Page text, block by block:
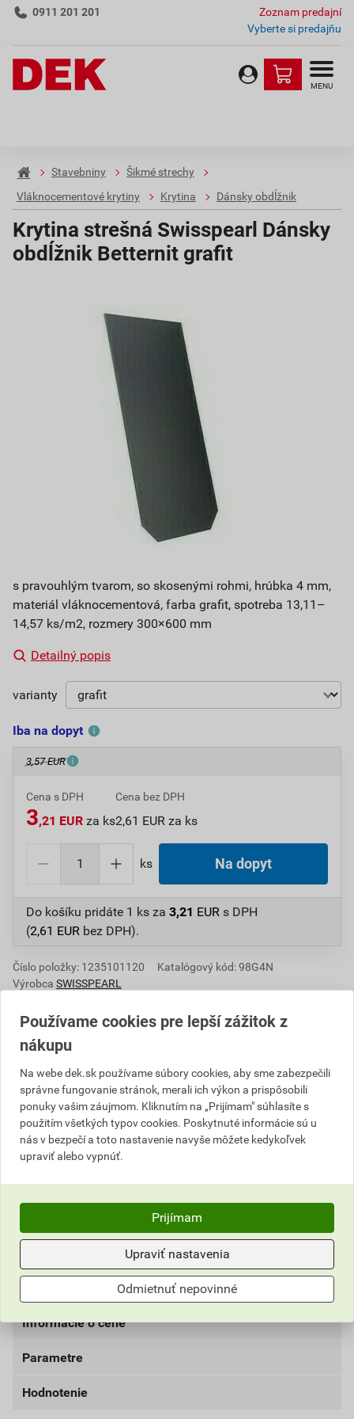
0911 201 201
Zoznam predajní
Vyberte si predajňu
MENU
Stavebniny
Šikmé strechy
Vláknocementové krytiny
Krytina Dánsky obdĺžnik
Krytina strešná Swisspearl Dánsky
obdĺžnik Betternit grafit
s pravouhlým tvarom, so skosenými rohmi, hrúbka 4 mm,
materiál vláknocementová, farba grafit, spotreba 13,11–
14,57 ks/m2, rozmery 300×600 mm
Detailný popis
varianty
Iba na dopyt
3,57 EUR
Cena s DPH
3,21 EUR za ks
Cena bez DPH
2,61 EUR za ks
ks Na dopyt
Do košíku pridáte 1 ks za 3,21 EUR s DPH
(2,61 EUR bez DPH).
Číslo položky: 1235101120
Katalógový kód: 98G4N
Výrobca SWISSPEARL
Popis
Dánsky obdĺžnik je výrobok na báze cementu,
buničiny a umelých vlákien. Výrobky majú špeciálnu
povrchovú úpravu na zvýšenie jej životnosti a
odolnosti. V priebehu výroby prechádza krytina
pigmentová cementová pasta a transparentné vrstvy.
Krytina tak získava prirodzený a moderný vzhľad.
Dánsky obdĺžnik vytvára na streche pravidelnú
geometrickú kresbu, inštaluje sa v robusnom dvojitom
krytí, ktoré zaručuje vysokú odolnosť strešného plášťa.
Informácie o cene
Aktuálna predajná cena po zľave 10% z cenníkovej
Parametre
farba
Hodnotenie
Používame cookies pre lepší zážitok z
nákupu
Na webe dek.sk používame súbory cookies, aby sme zabezpečili
správne fungovanie stránok, merali ich výkon a prispôsobili
ponuky vašim záujmom. Kliknutím na „Prijímam" súhlasíte s
použitím všetkých typov cookies. Poskytnuté informácie sú u
nás v bezpečí a toto nastavenie navyše môžete kedykoľvek
upraviť alebo vypnúť.
Prijímam
Upraviť nastavenia
Odmietnuť nepovinné